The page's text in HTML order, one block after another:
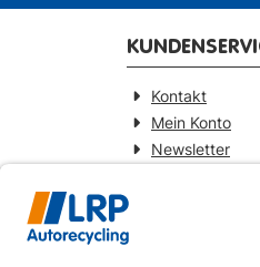
Kontakt
Mein Konto
Newsletter